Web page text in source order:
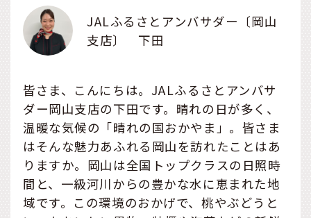
JALふるさとアンバサダー〔岡山
支店〕 下田
皆さま、こんにちは。JALふるさとアンバサ
ダー岡山支店の下田です。晴れの日が多く、
温暖な気候の「晴れの国おかやま」。皆さま
はそんな魅力あふれる岡山を訪れたことはあ
りますか。岡山は全国トップクラスの日照時
間と、一級河川からの豊かな水に恵まれた地
域です。この環境のおかげで、桃やぶどうと